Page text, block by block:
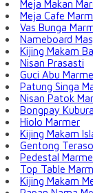
Meja Makan
Meja Cafe
Vas Bunga
Nameboard
Kijing Makam
Nisan Prasasti
Guci Abu
Patung Singa
Nisan Patok
Bongpay
Hiolo Marmer
Kijing Makam
Gentong Teraso
Pedestal
Top Table
Kijing Makam